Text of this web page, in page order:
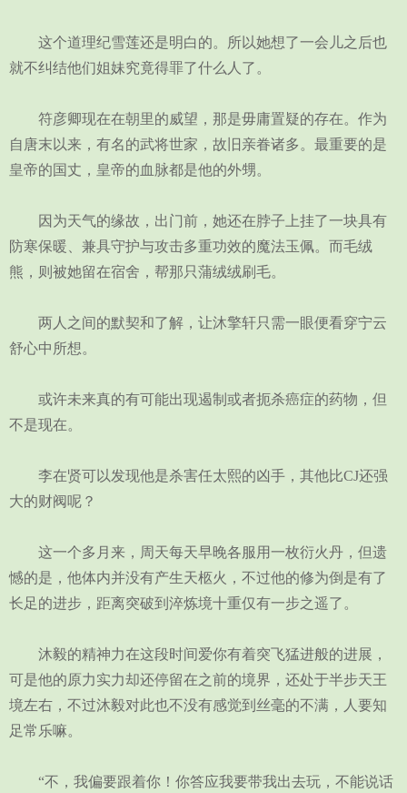
这个道理纪雪莲还是明白的。所以她想了一会儿之后也
就不纠结他们姐妹究竟得罪了什么人了。
符彦卿现在在朝里的威望，那是毋庸置疑的存在。作为
自唐末以来，有名的武将世家，故旧亲眷诸多。最重要的是
皇帝的国丈，皇帝的血脉都是他的外甥。
因为天气的缘故，出门前，她还在脖子上挂了一块具有
防寒保暖、兼具守护与攻击多重功效的魔法玉佩。而毛绒
熊，则被她留在宿舍，帮那只蒲绒绒刷毛。
两人之间的默契和了解，让沐擎轩只需一眼便看穿宁云
舒心中所想。
或许未来真的有可能出现遏制或者扼杀癌症的药物，但
不是现在。
李在贤可以发现他是杀害任太熙的凶手，其他比CJ还强
大的财阀呢？
这一个多月来，周天每天早晚各服用一枚衍火丹，但遗
憾的是，他体内并没有产生天柩火，不过他的修为倒是有了
长足的进步，距离突破到淬炼境十重仅有一步之遥了。
沐毅的精神力在这段时间爱你有着突飞猛进般的进展，
可是他的原力实力却还停留在之前的境界，还处于半步天王
境左右，不过沐毅对此也不没有感觉到丝毫的不满，人要知
足常乐嘛。
“不，我偏要跟着你！你答应我要带我出去玩，不能说话